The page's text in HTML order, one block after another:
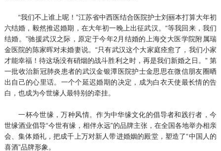
“我们不上谁上呢！”江苏省中西医结合医院护士刘丽本打算大年初
六结婚，毅然推迟婚期，在大年初一晚上出征武汉。“等我回来，我们
结婚。”驰援武汉之际，原定于今年2月结婚的上海交大医学院附属瑞
金医院的陈家晖对未婚妻说。“只有武汉这个大家庭痊愈了，我们小家
才能幸福！待这场没有硝烟的战斗胜利之时，再是我们新婚之日。” 第
一批收治新冠肺炎患者的武汉金银潭医院护士金思思在微信朋友圈晒
出自己的心里话。一个个延迟婚期的决定，成为白衣天使最长情的告
白，也成为今世缘人最特别的牵挂。
一杯今世缘，万种风情。作为中华缘文化的倡导者和践行者，今
世缘酒业倡导“今世有缘，相伴永远”的品牌主张，在全国各地举办相亲
会、集体婚礼，把成千上万对新人带进婚姻的殿堂，塑造了“中国人的
喜酒”品牌形象。